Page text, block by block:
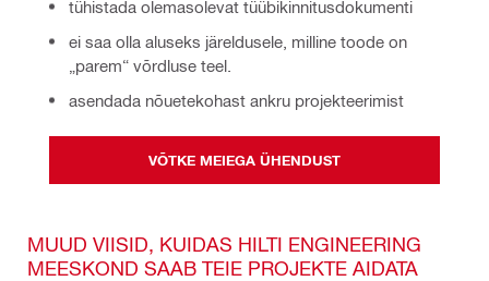
tühistada olemasolevat tüübikinnitusdokumenti
ei saa olla aluseks järeldusele, milline toode on
„parem“ võrdluse teel.
asendada nõuetekohast ankru projekteerimist
VÕTKE MEIEGA ÜHENDUST
MUUD VIISID, KUIDAS HILTI ENGINEERING
MEESKOND SAAB TEIE PROJEKTE AIDATA